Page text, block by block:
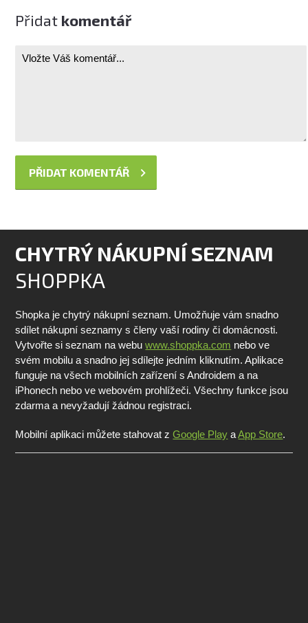
Přidat komentář
CHYTRÝ NÁKUPNÍ SEZNAM
SHOPPKA
Shopka je chytrý nákupní seznam. Umožňuje vám snadno
sdílet nákupní seznamy s členy vaší rodiny či domácnosti.
Vytvořte si seznam na webuwww.shoppka.com nebo ve
svém mobilu a snadno jej sdílejte jedním kliknutím. Aplikace
funguje na všech mobilních zařízení s Androidem a na
iPhonech nebo ve webovém prohlížeči. Všechny funkce jsou
zdarma a nevyžadují žádnou registraci.
Mobilní aplikaci můžete stahovat zGoogle Play aApp Store.